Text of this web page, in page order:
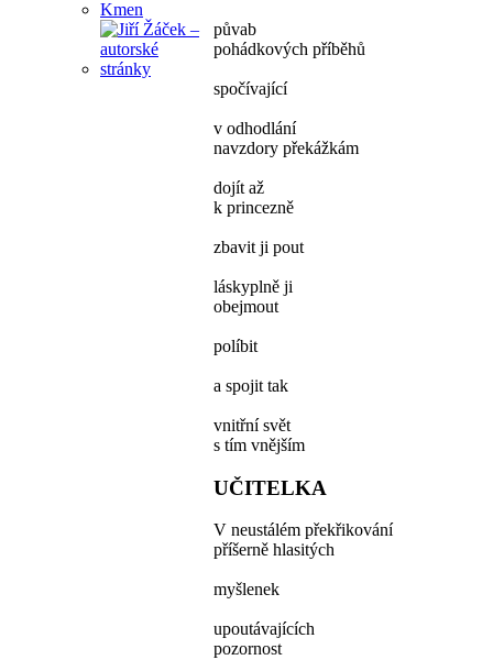
půvab
pohádkových příběhů
spočívající
v odhodlání
navzdory překážkám
dojít až
k princezně
zbavit ji pout
láskyplně ji
obejmout
políbit
a spojit tak
vnitřní svět
s tím vnějším
UČITELKA
V neustálém překřikování
příšerně hlasitých
myšlenek
upoutávajících
pozornost